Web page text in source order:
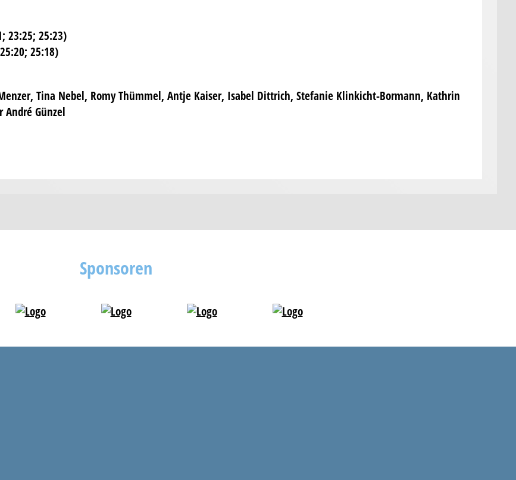
23:25; 25:23)
25:18)
Tina Nebel, Romy Thümmel, Antje Kaiser, Isabel Dittrich, Stefanie Klinkicht-Bormann, Kathrin
André Günzel
Sponsoren